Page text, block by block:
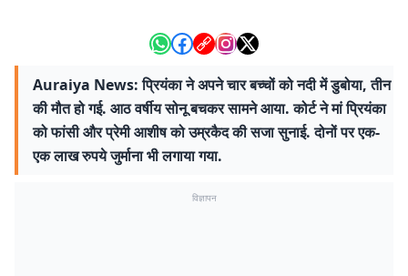
Auraiya News: प्रियंका ने अपने चार बच्चों को नदी में डुबोया, तीन
की मौत हो गई. आठ वर्षीय सोनू बचकर सामने आया. कोर्ट ने मां प्रियंका
को फांसी और प्रेमी आशीष को उम्रकैद की सजा सुनाई. दोनों पर एक-
एक लाख रुपये जुर्माना भी लगाया गया.
विज्ञापन